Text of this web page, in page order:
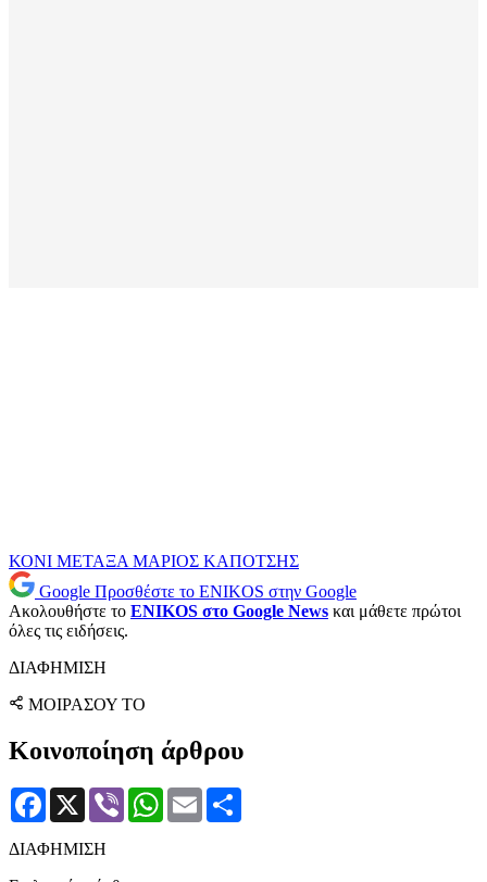
ΚΟΝΙ ΜΕΤΑΞΑ ΜΑΡΙΟΣ ΚΑΠΟΤΣΗΣ
Google Προσθέστε το ENIKOS στην Google
Ακολουθήστε το ENIKOS στο Google News και μάθετε πρώτοι
όλες τις ειδήσεις.
ΔΙΑΦΗΜΙΣΗ
ΜΟΙΡΑΣΟΥ ΤΟ
Κοινοποίηση άρθρου
Facebook
X Viber WhatsApp
Email
ΔΙΑΦΗΜΙΣΗ